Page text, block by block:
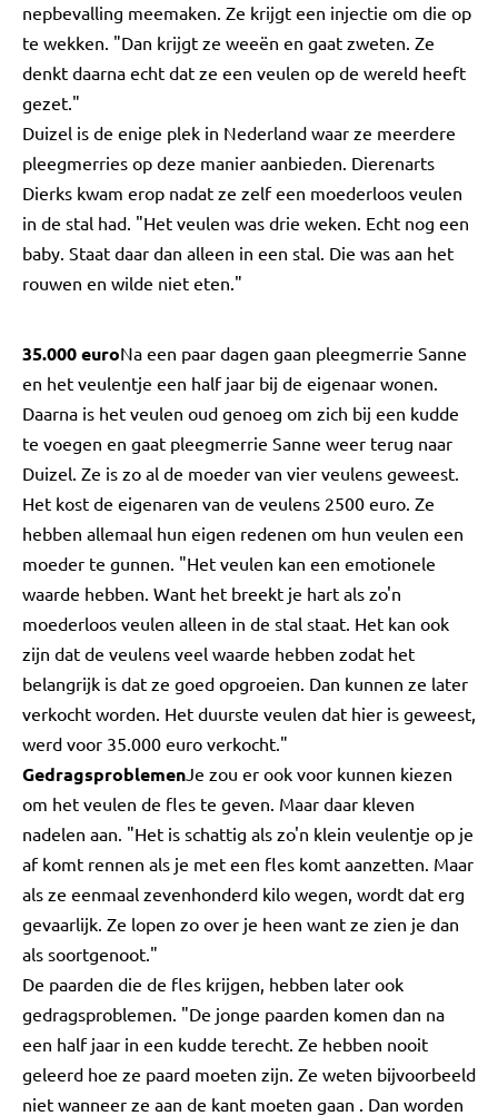
nepbevalling meemaken. Ze krijgt een injectie om die op
te wekken. "Dan krijgt ze weeën en gaat zweten. Ze
denkt daarna echt dat ze een veulen op de wereld heeft
gezet."
Duizel is de enige plek in Nederland waar ze meerdere
pleegmerries op deze manier aanbieden. Dierenarts
Dierks kwam erop nadat ze zelf een moederloos veulen
in de stal had. "Het veulen was drie weken. Echt nog een
baby. Staat daar dan alleen in een stal. Die was aan het
rouwen en wilde niet eten."
35.000 euroNa een paar dagen gaan pleegmerrie Sanne
en het veulentje een half jaar bij de eigenaar wonen.
Daarna is het veulen oud genoeg om zich bij een kudde
te voegen en gaat pleegmerrie Sanne weer terug naar
Duizel. Ze is zo al de moeder van vier veulens geweest.
Het kost de eigenaren van de veulens 2500 euro. Ze
hebben allemaal hun eigen redenen om hun veulen een
moeder te gunnen. "Het veulen kan een emotionele
waarde hebben. Want het breekt je hart als zo'n
moederloos veulen alleen in de stal staat. Het kan ook
zijn dat de veulens veel waarde hebben zodat het
belangrijk is dat ze goed opgroeien. Dan kunnen ze later
verkocht worden. Het duurste veulen dat hier is geweest,
werd voor 35.000 euro verkocht."
GedragsproblemenJe zou er ook voor kunnen kiezen
om het veulen de fles te geven. Maar daar kleven
nadelen aan. "Het is schattig als zo'n klein veulentje op je
af komt rennen als je met een fles komt aanzetten. Maar
als ze eenmaal zevenhonderd kilo wegen, wordt dat erg
gevaarlijk. Ze lopen zo over je heen want ze zien je dan
als soortgenoot."
De paarden die de fles krijgen, hebben later ook
gedragsproblemen. "De jonge paarden komen dan na
een half jaar in een kudde terecht. Ze hebben nooit
geleerd hoe ze paard moeten zijn. Ze weten bijvoorbeeld
niet wanneer ze aan de kant moeten gaan . Dan worden